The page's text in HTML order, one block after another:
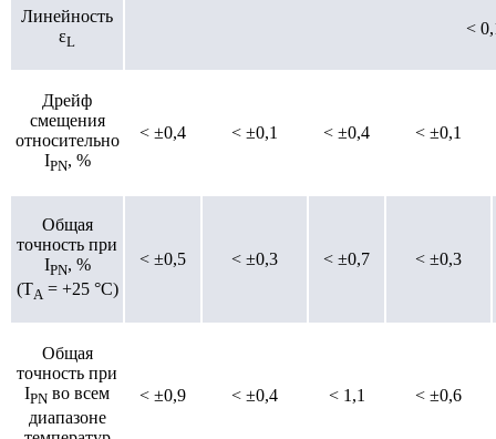
Линейность
εL
<
Дрейф
смещения
относительно
IPN, %
< ±0,4 < ±0,1 < ±0,4 < ±0,1
Общая
точность при
IPN, %
(TA = +25 °C)
< ±0,5 < ±0,3 < ±0,7 < ±0,3
Общая
точность при
IPN во всем
диапазоне
< ±0,9 < ±0,4 < 1,1 < ±0,6